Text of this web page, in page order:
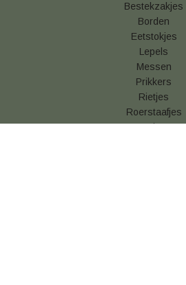
Bestekzakjes
Borden
Eetstokjes
Lepels
Messen
Prikkers
Rietjes
Roerstaafjes
Vorken